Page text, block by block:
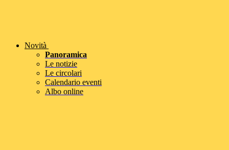
Novità
Panoramica
Le notizie
Le circolari
Calendario eventi
Albo online